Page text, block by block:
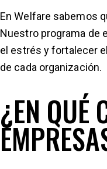
En Welfare sabemos
Nuestro programa de
el estrés y fortalecer
de cada organización.
¿EN QUÉ